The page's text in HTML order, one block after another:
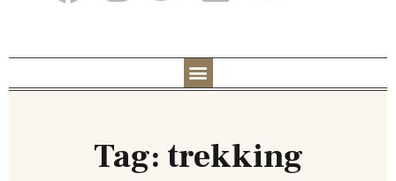
Tag: trekking